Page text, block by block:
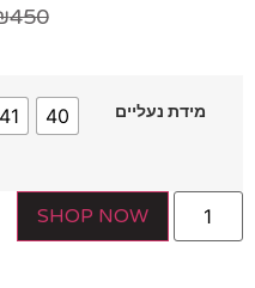
₪
מידת נעליים 41
42
SHOP NOW